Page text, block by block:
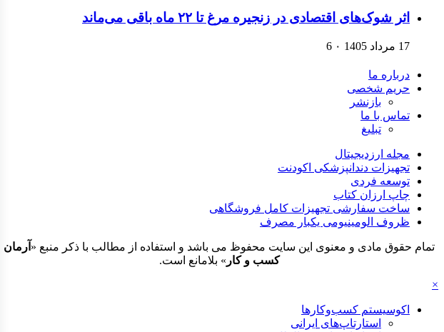
اثر شوک‌های اقتصادی در زنجیره مرغ تا ۲۲ ماه باقی می‌ماند
17 مرداد 1405 ۰ 6
درباره ما
حریم شخصی
بازنشر
تماس با ما
تبلیغ
مجله ارزدیجیتال
تجهیزات دندانپزشکی اکودنت
توسعه فردی
چاپ ارزان کتاب
ساخت سفارشی تجهیزات کامل فروشگاهی
ظروف الومینیومی یکبار مصرف
تمام حقوق مادی و معنوی این سایت محفوظ می باشد و استفاده از مطالب با ذکر منبع « آرمان
کسب و کار » بلامانع است.
×
اکوسیستم کسب‌وکارها
استارتاپ‌های ایرانی